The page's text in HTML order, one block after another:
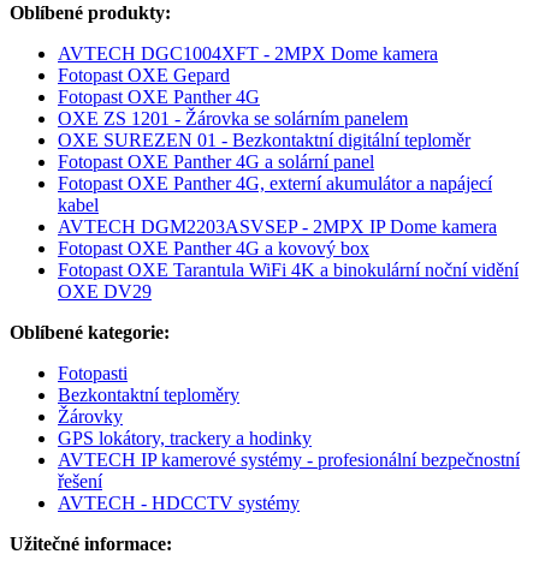
Oblíbené produkty:
AVTECH DGC1004XFT - 2MPX Dome kamera
Fotopast OXE Gepard
Fotopast OXE Panther 4G
OXE ZS 1201 - Žárovka se solárním panelem
OXE SUREZEN 01 - Bezkontaktní digitální teploměr
Fotopast OXE Panther 4G a solární panel
Fotopast OXE Panther 4G, externí akumulátor a napájecí
kabel
AVTECH DGM2203ASVSEP - 2MPX IP Dome kamera
Fotopast OXE Panther 4G a kovový box
Fotopast OXE Tarantula WiFi 4K a binokulární noční vidění
OXE DV29
Oblíbené kategorie:
Fotopasti
Bezkontaktní teploměry
Žárovky
GPS lokátory, trackery a hodinky
AVTECH IP kamerové systémy - profesionální bezpečnostní
řešení
AVTECH - HDCCTV systémy
Užitečné informace: